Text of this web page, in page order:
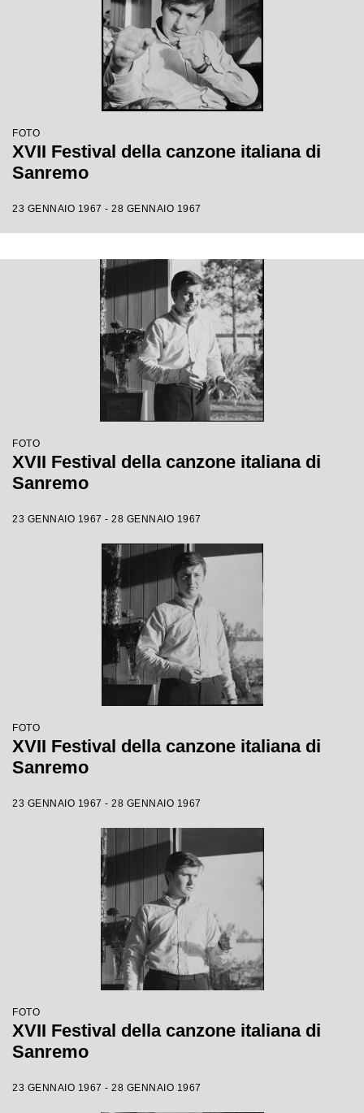
FOTO
XVII Festival della canzone italiana di
Sanremo
23 GENNAIO 1967 - 28 GENNAIO 1967
FOTO
XVII Festival della canzone italiana di
Sanremo
23 GENNAIO 1967 - 28 GENNAIO 1967
FOTO
XVII Festival della canzone italiana di
Sanremo
23 GENNAIO 1967 - 28 GENNAIO 1967
FOTO
XVII Festival della canzone italiana di
Sanremo
23 GENNAIO 1967 - 28 GENNAIO 1967